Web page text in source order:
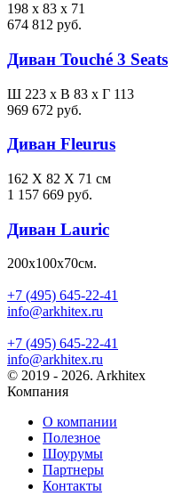
198 x 83 x 71
674 812 руб.
Диван Touché 3 Seats
Ш 223 x В 83 x Г 113
969 672 руб.
Диван Fleurus
162 X 82 X 71 см
1 157 669 руб.
Диван Lauric
200х100х70см.
+7 (495) 645-22-41
info@arkhitex.ru
+7 (495) 645-22-41
info@arkhitex.ru
© 2019 - 2026. Arkhitex
Компания
О компании
Полезное
Шоурумы
Партнеры
Контакты